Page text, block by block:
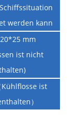
werden kann
mm
ist nicht
Kühlflosse ist
）